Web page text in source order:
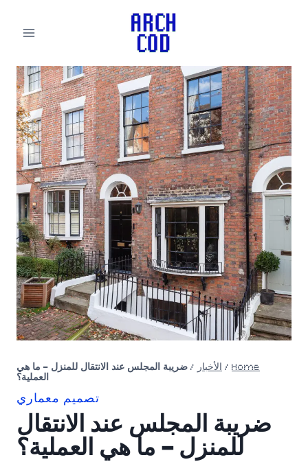
Home
/ الأخبار / ضريبة المجلس عند الانتقال للمنزل – ما هي
العملية؟
تصميم معماري
ضريبة المجلس عند الانتقال
للمنزل – ما هي العملية؟